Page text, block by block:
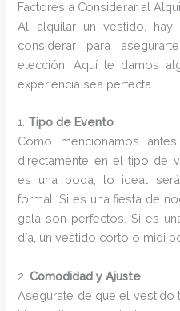
Factores a Considerar al
Al alquilar un vestido,
considerar para
elección. Aquí te damos
experiencia sea perfecta.
1. Tipo de Evento
Como mencionamos
directamente en el tipo de
es una boda, lo ideal
formal. Si es una fiesta de
gala son perfectos. Si es
día, un vestido corto o midi
2.Comodidad y Ajuste
Asegúrate de que el vestido